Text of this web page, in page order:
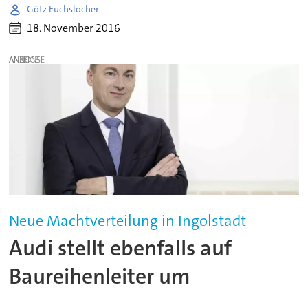
Götz Fuchslocher
18. November 2016
ANZEIGE
Neue Machtverteilung in Ingolstadt
Audi stellt ebenfalls auf
Baureihenleiter um